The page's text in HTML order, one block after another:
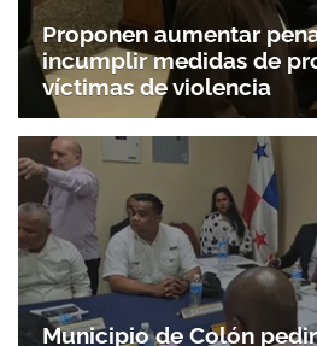
Proponen aumentar
incumplir medidas de
víctimas de violencia
Municipio de Colón